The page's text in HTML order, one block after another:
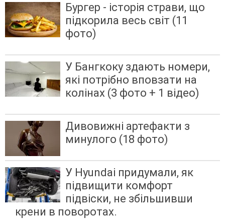
Бургер - історія страви, що
підкорила весь світ (11
фото)
У Бангкоку здають номери,
які потрібно вповзати на
колінах (3 фото + 1 відео)
Дивовижні артефакти з
минулого (18 фото)
У Hyundai придумали, як
підвищити комфорт
підвіски, не збільшивши
крени в поворотах.